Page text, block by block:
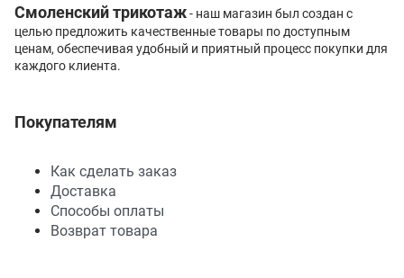
Смоленский трикотаж- наш магазин был создан с
целью предложить качественные товары по доступным
ценам, обеспечивая удобный и приятный процесс покупки для
каждого клиента.
Покупателям
Как сделать заказ
Доставка
Способы оплаты
Возврат товара